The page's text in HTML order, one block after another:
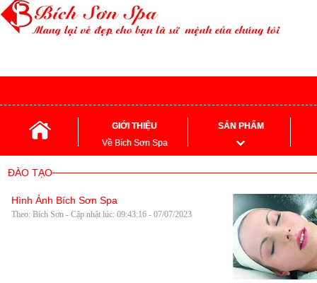
GIỚI THIỆU
Về Bích Sơn Spa
SẢN PHẨM
ĐÀO TẠO
Hình Ảnh Bích Sơn Spa
Theo: Bích Sơn - Cập nhật lúc: 09:43:16 - 07/07/2023